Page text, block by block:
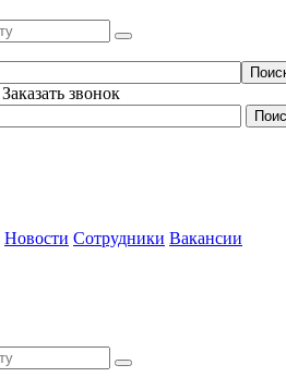
Заказать звонок
Новости Сотрудники Вакансии